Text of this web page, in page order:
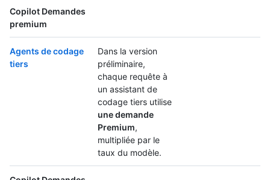
Copilot Demandes
premium
Agents de codage
tiers
Dans la version
préliminaire,
chaque requête à
un assistant de
codage tiers utilise
une demande
Premium,
multipliée par le
taux du modèle.